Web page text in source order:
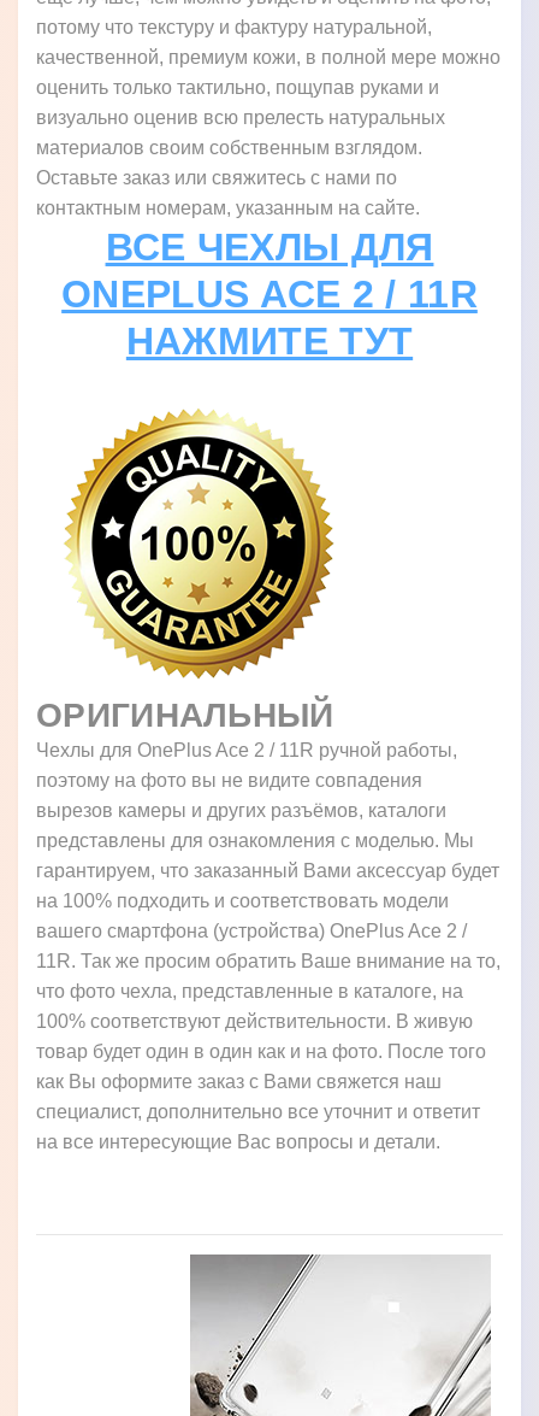
потому что текстуру и фактуру натуральной,
качественной, премиум кожи, в полной мере можно
оценить только тактильно, пощупав руками и
визуально оценив всю прелесть натуральных
материалов своим собственным взглядом.
Оставьте заказ или свяжитесь с нами по
контактным номерам, указанным на сайте.
ВСЕ ЧЕХЛЫ ДЛЯ
ONEPLUS ACE 2 / 11R
НАЖМИТЕ ТУТ
ОРИГИНАЛЬНЫЙ
Чехлы для OnePlus Ace 2 / 11R ручной работы,
поэтому на фото вы не видите совпадения
вырезов камеры и других разъёмов, каталоги
представлены для ознакомления с моделью. Мы
гарантируем, что заказанный Вами аксессуар будет
на 100% подходить и соответствовать модели
вашего смартфона (устройства) OnePlus Ace 2 /
11R. Так же просим обратить Ваше внимание на то,
что фото чехла, представленные в каталоге, на
100% соответствуют действительности. В живую
товар будет один в один как и на фото. После того
как Вы оформите заказ с Вами свяжется наш
специалист, дополнительно все уточнит и ответит
на все интересующие Вас вопросы и детали.